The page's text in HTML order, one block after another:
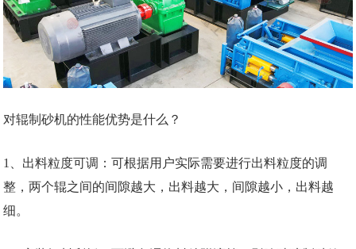
对辊制砂机的性能优势是什么？
1、出料粒度可调：可根据用户实际需要进行出料粒度的调
整，两个辊之间的间隙越大，出料越大，间隙越小，出料越
细。